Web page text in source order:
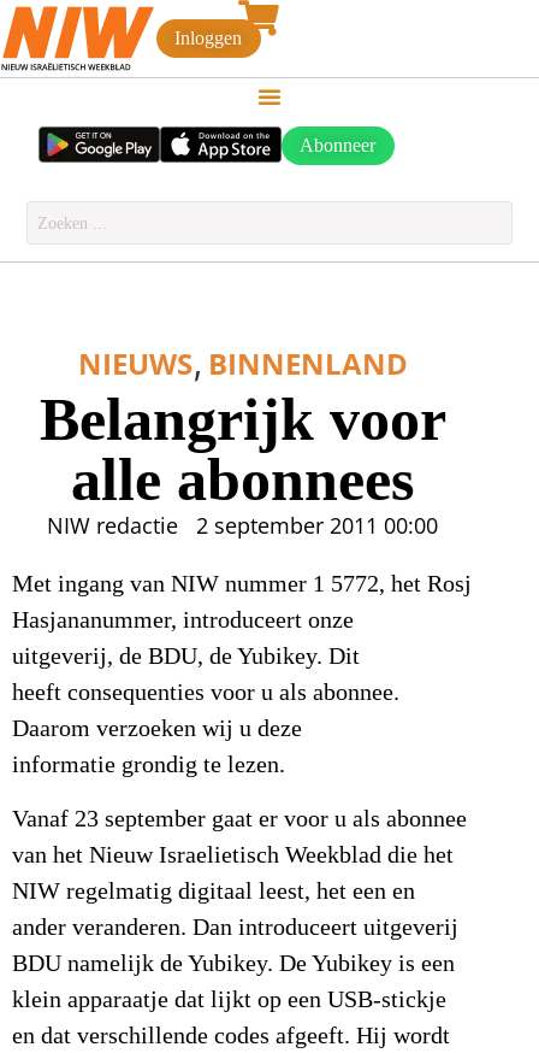
Inloggen
Abonneer
NIEUWS, BINNENLAND
Belangrijk voor
alle abonnees
NIW redactie 2 september 2011 00:00
Met ingang van NIW nummer 1 5772, het Rosj
Hasjananummer, introduceert onze
uitgeverij, de BDU, de Yubikey. Dit
heeft consequenties voor u als abonnee.
Daarom verzoeken wij u deze
informatie grondig te lezen.
Vanaf 23 september gaat er voor u als abonnee
van het Nieuw Israelietisch Weekblad die het
NIW regelmatig digitaal leest, het een en
ander veranderen. Dan introduceert uitgeverij
BDU namelijk de Yubikey. De Yubikey is een
klein apparaatje dat lijkt op een USB-stickje
en dat verschillende codes afgeeft. Hij wordt